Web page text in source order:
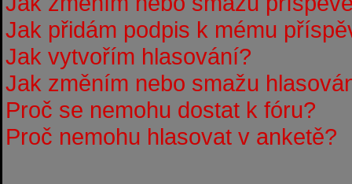
Jak přidám podpis k mému
Jak vytvořím hlasování?
Jak změním nebo smažu
Proč se nemohu dostat k fóru?
Proč nemohu hlasovat v anketě?